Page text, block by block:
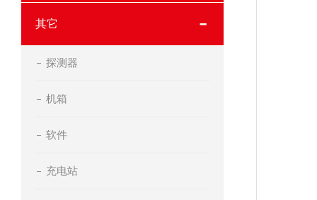
其它
探测器
机箱
软件
充电站